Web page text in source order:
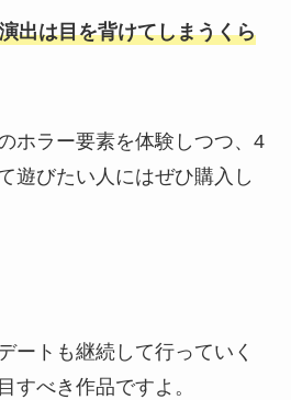
出は目を背けてしまうくら
ホラー要素を体験しつつ、4
遊びたい人にはぜひ購入し
ートも継続して行っていく
すべき作品ですよ。